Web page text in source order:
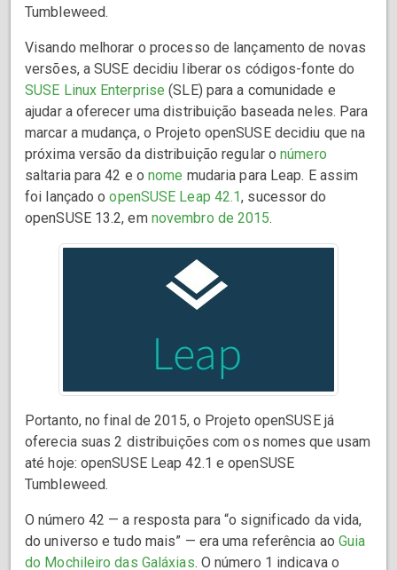
Tumbleweed.
Visando melhorar o processo de lançamento de novas
versões, a SUSE decidiu liberar os códigos-fonte do
SUSE Linux Enterprise (SLE) para a comunidade e
ajudar a oferecer uma distribuição baseada neles. Para
marcar a mudança, o Projeto openSUSE decidiu que na
próxima versão da distribuição regular onúmero
saltaria para 42 e onome mudaria para Leap. E assim
foi lançado oopenSUSE Leap 42.1, sucessor do
openSUSE 13.2, em novembro de 2015.
Portanto, no final de 2015, o Projeto openSUSE já
oferecia suas 2 distribuições com os nomes que usam
até hoje: openSUSE Leap 42.1 e openSUSE
Tumbleweed.
O número 42 — a resposta para “o significado da vida,
do universo e tudo mais” — era uma referência ao Guia
do Mochileiro das Galáxias. O número 1 indicava o